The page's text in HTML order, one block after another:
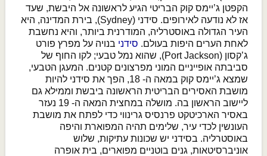
הקפטן ג’יימס קוק הבריטי הגיע לראשונה אל היבשת, שעד
אז לא נודעה לאירופים. סידני (Sydney), בירת המדינה, היא
העיר הגדולה באוסטרליה, המודרנית ביותר, והיא נחשבת
לאחת הערים היפות בעולם. סידני בנויה על מפרץ פורט
ג’קסון (Port Jackson), שהוא נמל טבעי; לקו החוף של
סביבתה אופייניים המוני מפרצונים קטנים. המעגן הטבעי,
שמצא ג’יימס קוק במאה ה- 18, הפך את סידני להיות
מושבת האסירים הבריטית הראשונה ביבשת וממילא גם
ליישוב הראשון בה. מושלה במחצית המאה ה- 19 נעזר
באסיר הארכיטקט פרנסיס גרינווי כדי לפתח את מושבת
העונשין לכדי עיר, שלימים תהיה המפוארת והיפה
באוסטרליה. בסידני יש שכונות עתיקות, שלוש
אוניברסיטאות, גנים בוטניים מפוארים, בית אופרה